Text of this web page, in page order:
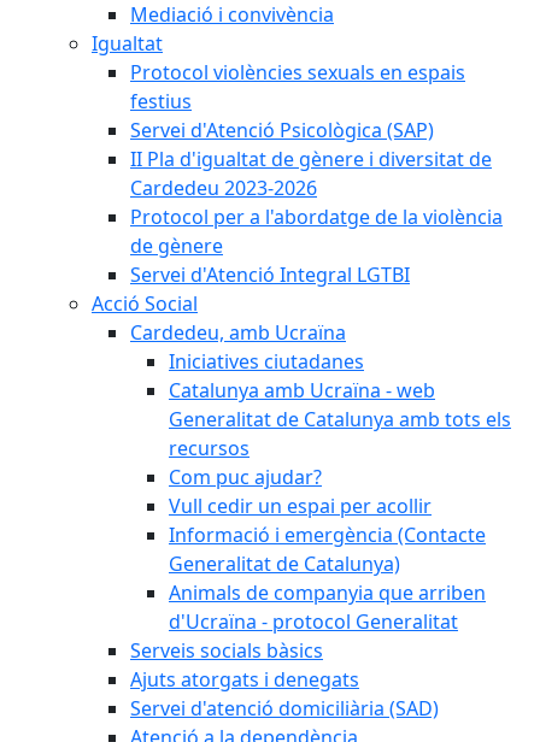
Mediació i convivència
Igualtat
Protocol violències sexuals en espais
festius
Servei d'Atenció Psicològica (SAP)
II Pla d'igualtat de gènere i diversitat de
Cardedeu 2023-2026
Protocol per a l'abordatge de la violència
de gènere
Servei d'Atenció Integral LGTBI
Acció Social
Cardedeu, amb Ucraïna
Iniciatives ciutadanes
Catalunya amb Ucraïna - web
Generalitat de Catalunya amb tots els
recursos
Com puc ajudar?
Vull cedir un espai per acollir
Informació i emergència (Contacte
Generalitat de Catalunya)
Animals de companyia que arriben
d'Ucraïna - protocol Generalitat
Serveis socials bàsics
Ajuts atorgats i denegats
Servei d'atenció domiciliària (SAD)